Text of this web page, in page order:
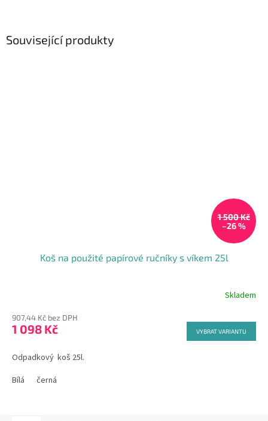
Související produkty
1 500 Kč
–26 %
Koš na použité papírové ručníky s víkem 25l
Skladem
907,44 Kč bez DPH
1 098 Kč VYBRAT VARIANTU
Odpadkový koš 25l.
Bílá
černá